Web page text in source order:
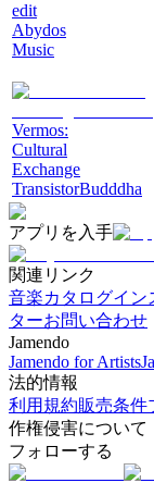
edit
Abydos
Music
Vermos:
Сultural
Exchange
TransistorBudddha
アプリを入手
関連リンク
音楽カタログイン
ターお問い合わせ
Jamendo
Jamendo for Artists
法的情報
利用規約販売条件
作権侵害について
フォローする